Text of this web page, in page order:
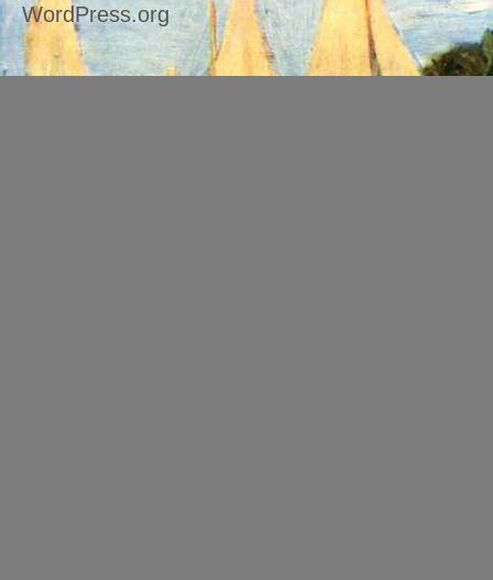
WordPress.org